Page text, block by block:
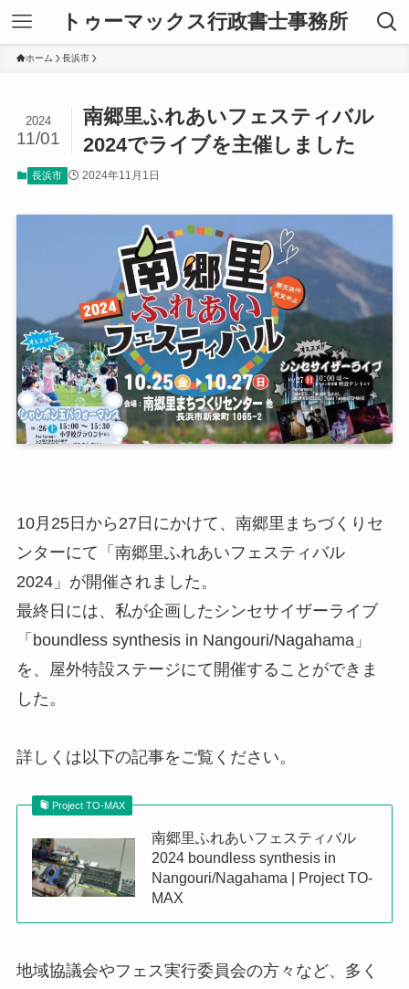
トゥーマックス行政書士事務所
ホーム 長浜市
南郷里ふれあいフェスティバル
2024でライブを主催しました
2024
11/01
長浜市 2024年11月1日
10月25日から27日にかけて、南郷里まちづくりセ
ンターにて「南郷里ふれあいフェスティバル
2024」が開催されました。
最終日には、私が企画したシンセサイザーライブ
「boundless synthesis in Nangouri/Nagahama」
を、屋外特設ステージにて開催することができま
した。
詳しくは以下の記事をご覧ください。
Project TO-MAX
南郷里ふれあいフェスティバル
2024 boundless synthesis in
Nangouri/Nagahama | Project TO-
MAX
地域協議会やフェス実行委員会の方々など、多く